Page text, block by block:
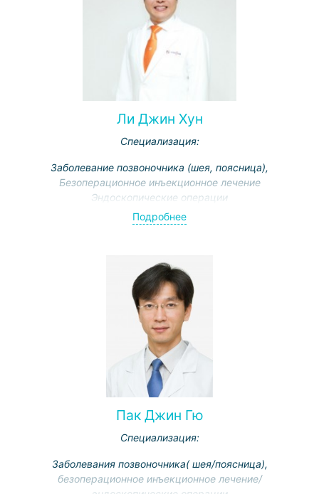
Ли Джин Хун
Специализация:
Заболевание позвоночника (шея, поясница),
Безоперационное инъекционное лечение
Эндоскопические операции
Подробнее
Пак Джин Гю
Специализация:
Заболевания позвоночника( шея/поясница),
безоперационное инъекционное лечение/